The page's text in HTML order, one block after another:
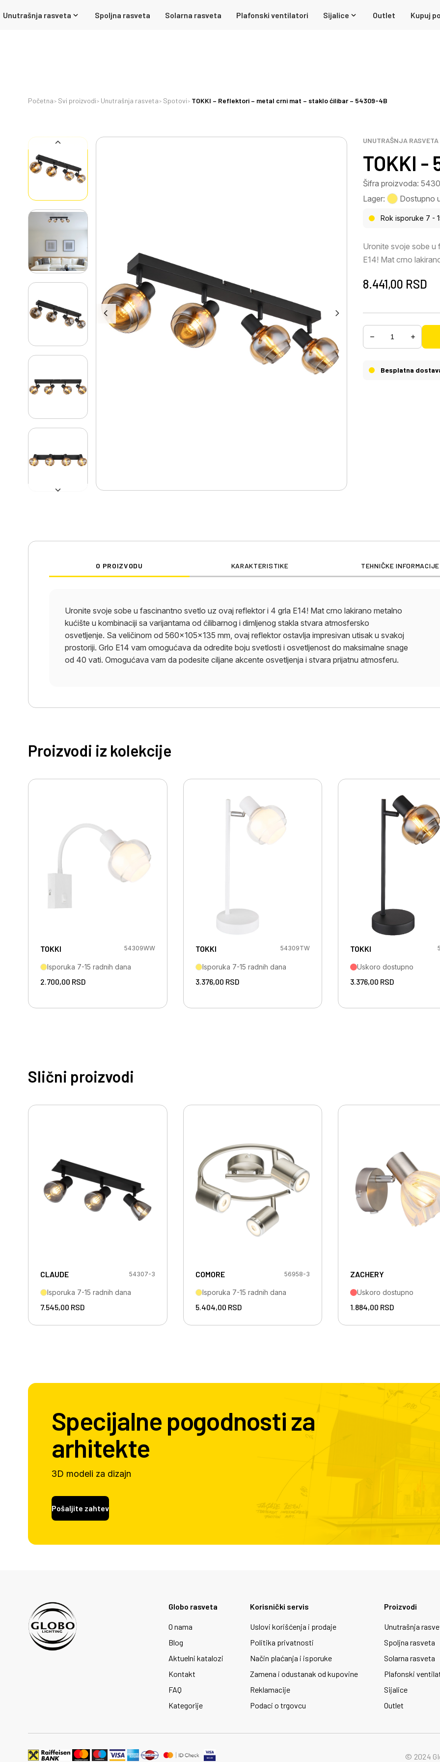
Unutrašnja rasveta Spoljna rasveta Solarna rasveta Plafonski ventilatori Sijalice Outlet Kupuj
Početna Svi proizvodi Unutrašnja rasveta Spotovi TOKKI – Reflektori – metal crni mat – staklo ćilibar – 54309-4B
UNUTRAŠNJA RASVETA
TOKKI -
Šifra proizvoda:
Lager:
Dostupno
Rok isporuke 7 -
Uronite svoje sobe u
E14! Mat crno
osvetljenje. Sa
omogućava da
maksimalne snage
ciljane akcente
8.441,00 RSD
Besplatna
O PROIZVODU KARAKTERISTIKE TEHNIČKE INFORMACIJE
Uronite svoje sobe u fascinantno svetlo uz ovaj reflektor i 4 grla E14! Mat crno lakirano metalno
kućište u kombinaciji sa varijantama od ćilibarnog i dimljenog stakla stvara atmosfersko
osvetljenje. Sa veličinom od 560x105x135 mm, ovaj reflektor ostavlja impresivan utisak u svakoj
prostoriji. Grlo E14 vam omogućava da odredite boju svetlosti i osvetljenost do maksimalne snage
od 40 vati. Omogućava vam da podesite ciljane akcente osvetljenja i stvara prijatnu atmosferu.
Proizvodi iz kolekcije
TOKKI 54309WW
Isporuka 7-15 radnih dana
2.700,00 RSD
TOKKI 54309TW
Isporuka 7-15 radnih dana
3.376,00 RSD
TOKKI
Uskoro dostupno
3.376,00 RSD
Slični proizvodi
CLAUDE 54307-3
Isporuka 7-15 radnih dana
7.545,00 RSD
COMORE 56958-3
Isporuka 7-15 radnih dana
5.404,00 RSD
ZACHERY
Uskoro dostupno
1.884,00 RSD
Specijalne pogodnosti za
arhitekte
3D modeli za dizajn
Pošaljite zahtev
Globo rasveta
O nama
Blog
Aktuelni katalozi
Kontakt
FAQ
Kategorije
Korisnički servis
Uslovi korišćenja i prodaje
Politika privatnosti
Način plaćanja i isporuke
Zamena i odustanak od kupovine
Reklamacije
Podaci o trgovcu
Proizvodi
Unutrašnja
Spoljna rasveta
Solarna rasveta
Plafonski
Sijalice
Outlet
© 2024